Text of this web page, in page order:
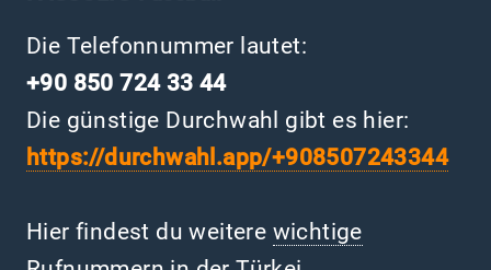
Die Telefonnummer lautet:
+90 850 724 33 44
Die günstige Durchwahl gibt es hier:
https://durchwahl.app/+908507243344
Hier findest du weitere wichtige